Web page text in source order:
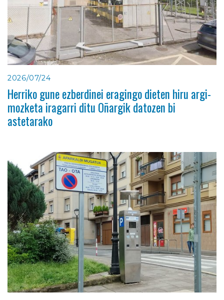
2026/07/24
Herriko gune ezberdinei eragingo dieten hiru argi-
mozketa iragarri ditu Oñargik datozen bi
astetarako